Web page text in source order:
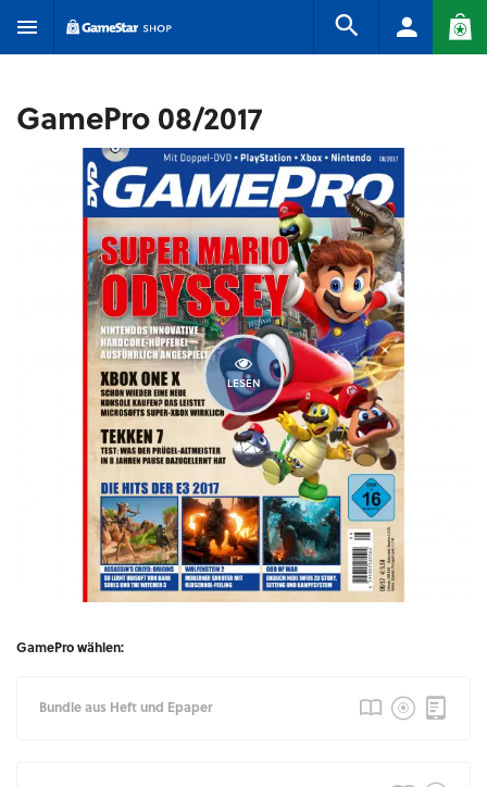
GamePro 08/2017
LESEN
GamePro wählen:
Bundle aus Heft und Epaper